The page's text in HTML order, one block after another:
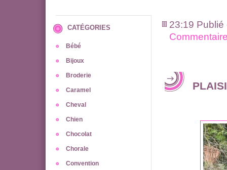
CATÉGORIES
Bébé
Bijoux
Broderie
Caramel
Cheval
Chien
Chocolat
Chorale
Convention
23:19